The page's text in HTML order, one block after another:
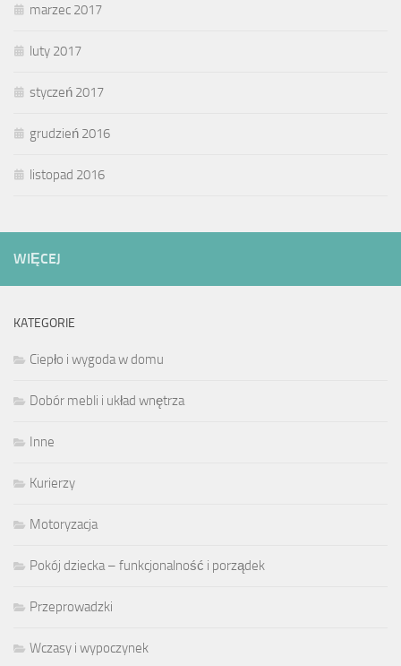
marzec 2017
luty 2017
styczeń 2017
grudzień 2016
listopad 2016
WIĘCEJ
KATEGORIE
Ciepło i wygoda w domu
Dobór mebli i układ wnętrza
Inne
Kurierzy
Motoryzacja
Pokój dziecka – funkcjonalność i porządek
Przeprowadzki
Wczasy i wypoczynek